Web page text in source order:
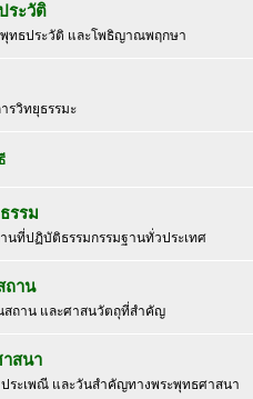
ระวัติ
ทธประวัติ และโพธิญาณพฤกษา
รวิทยุธรรมะ
รรม
นที่ปฏิบัติธรรมกรรมฐานทั่วประเทศ
ถาน
สถาน และศาสนวัตถุที่สำคัญ
สนา
ระเพณี และวันสำคัญทางพระพุทธศาสนา